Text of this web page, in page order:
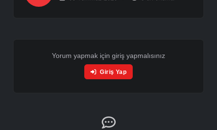
2. Emekli Maaşı Hesap Dökümü
Ek Evraklar
1. Oda Sicil Kaydı
4. Çiftçiler İçin Çiftçi Belgesi